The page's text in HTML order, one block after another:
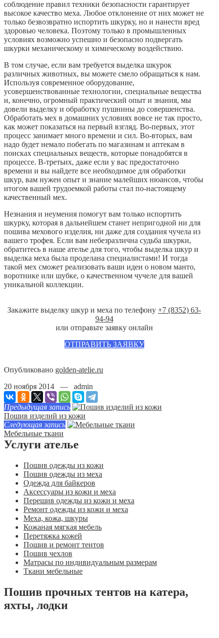
соблюдение правил техники безопасности гарантирует
высокое качество меха. Любое отклонение от них может не
только безвозвратно испортить шкурку, но и нанести вред
здоровью человека. Поэтому только в промышленных
условиях возможно успешно и безопасно подвергать
шкурки механическому и химическому воздействию.
В том случае, если вам требуется выделка шкурок
различных животных, вы можете смело обращаться к нам.
Используя современное оборудование,
усовершенствованные технологии, специальные вещества
и, конечно, огромный практический опыт и знания, мы
довели выделку и обработку пушнины до совершенства.
Обработать мех в домашних условиях вовсе не так просто,
как может показаться на первый взгляд. Во-первых, этот
процесс занимает много времени и сил. Во-вторых, вам
надо будет немало побегать по магазинам и аптекам в
поисках специальных веществ, которые понадобятся в
процессе. В-третьих, даже если у вас предостаточно
времени и вы найдете все необходимое для обработки
шкур, вам нужен опыт и знание малейших нюансов, чтобы
итогом вашей трудоемкой работы стал по-настоящему
качественный мех.
Незнания и неумения помогут вам только испортить
шкурку, которая в дальнейшем станет непригодной ни для
пошива мехового изделия, ни даже для создания чучела из
вашего трофея. Если вам небезразлична судьба шкурки,
обратитесь в наше ателье для того, чтобы выделка шкур и
выделка меха была проделана специалистами! И тогда
такой мех сможет реализовать ваши идеи о новом манто,
воротнике или шубке, о качественном чучеле для вашей
уникальной коллекции.
Закажите выделку шкур и меха по телефону+7 (8352) 63-
94-94
или отправьте заявку онлайн
ОТПРАВИТЬ ЗАЯВКУ
Опубликовано golden-atelie.ru
20 ноября 2014 — admin
Предыдущая запись
Пошив изделий из кожи
Следующая запись
Мебельные ткани
Услуги ателье
Пошив одежды из кожи
Пошив одежды из меха
Одежда для байкеров
Аксессуары из кожи и меха
Перешив одежды из кожи и меха
Ремонт одежды из кожи и меха
Меха, кожа, шкуры
Кожаная мягкая мебель
Перетяжка кожей
Пошив и ремонт тентов
Пошив чехлов
Матрасы по индивидуальным размерам
Ткани мебельные
Пошив прочных тентов на катера,
яхты, лодки